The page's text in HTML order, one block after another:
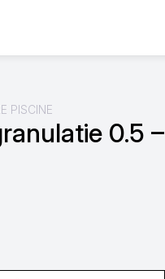
PISCINE
0.5 –